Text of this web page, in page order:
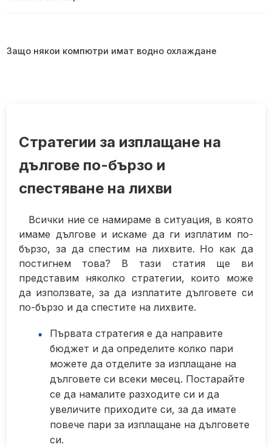
Стратегии за изплащане на
дългове по-бързо и
спестяване на лихви
Всички ние се намираме в ситуация, в която
имаме дългове и искаме да ги изплатим по-
бързо, за да спестим на лихвите. Но как да
постигнем това? В тази статия ще ви
представим няколко стратегии, които може
да използвате, за да изплатите дълговете си
по-бързо и да спестите на лихвите.
Първата стратегия е да направите
бюджет и да определите колко пари
можете да отделите за изплащане на
дълговете си всеки месец. Постарайте
се да намалите разходите си и да
увеличите приходите си, за да имате
повече пари за изплащане на дълговете
си.
Защо някои компютри имат водно охлаждане